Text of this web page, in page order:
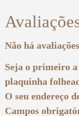
Não há
Seja o primeiro
plaquinha
O seu endereço
Campos